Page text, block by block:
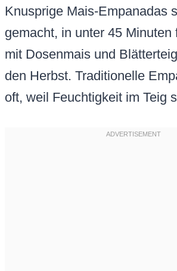
Knusprige Mais-Empanadas
gemacht, in unter 45 Minuten
mit Dosenmais und
den Herbst. Traditionelle
oft, weil Feuchtigkeit im Teig